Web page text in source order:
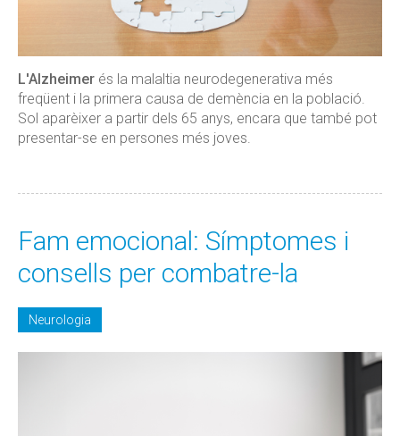
L'Alzheimer és la malaltia neurodegenerativa més
freqüent i la primera causa de demència en la població.
Sol aparèixer a partir dels 65 anys, encara que també pot
presentar-se en persones més joves.
Fam emocional: Símptomes i
consells per combatre-la
Neurologia